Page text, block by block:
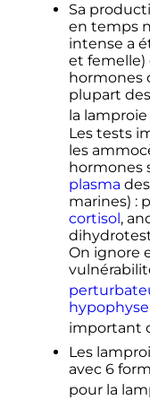
Sa
en temps
intense a
et femelle)
hormones
plupart des
la
Les tests
les
hormones
plasma
marines) :
cortisol,
On ignore
hypophyse
important
Les
avec 6
pour la